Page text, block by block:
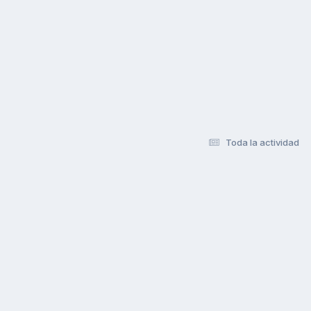
Toda la actividad